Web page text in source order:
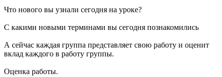
Что нового вы узнали сегодня на уроке?
С какими новыми терминами вы сегодня познакомились
А сейчас каждая группа представляет свою работу и оценит
вклад каждого в работу группы.
Оценка работы.